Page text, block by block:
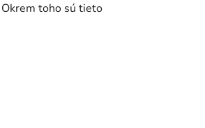
toho sú tieto